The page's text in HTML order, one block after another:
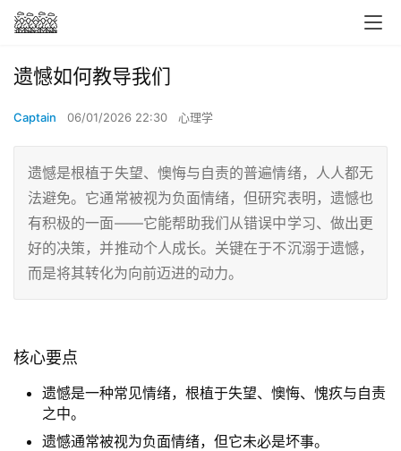
遗憾如何教导我们
Captain 06/01/2026 22:30 心理学
遗憾是根植于失望、懊悔与自责的普遍情绪，人人都无
法避免。它通常被视为负面情绪，但研究表明，遗憾也
有积极的一面——它能帮助我们从错误中学习、做出更
好的决策，并推动个人成长。关键在于不沉溺于遗憾，
而是将其转化为向前迈进的动力。
核心要点
遗憾是一种常见情绪，根植于失望、懊悔、愧疚与自责
之中。
遗憾通常被视为负面情绪，但它未必是坏事。